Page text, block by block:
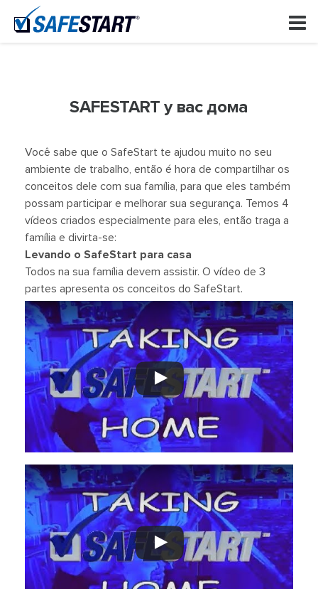
content
SAFESTART у вас дома
Você sabe que o SafeStart te ajudou muito no seu
ambiente de trabalho, então é hora de compartilhar os
conceitos dele com sua família, para que eles também
possam participar e melhorar sua segurança. Temos 4
vídeos criados especialmente para eles, então traga a
família e divirta-se:
Levando o SafeStart para casa
Todos na sua família devem assistir. O vídeo de 3
partes apresenta os conceitos do SafeStart.